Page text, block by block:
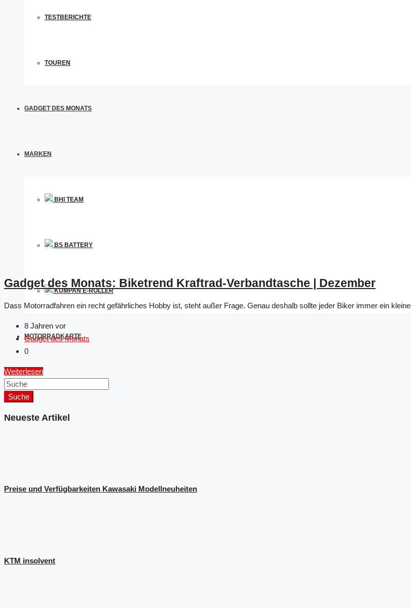
TESTBERICHTE
TOUREN
GADGET DES MONATS
MARKEN
BHI TEAM
BS BATTERY
KUMPAN E-ROLLER
MOTORRADKARTE
Gadget des Monats: Biketrend Kraftrad-Verbandtasche | Dezember
Dass Motorradfahren ein recht gefährliches Hobby ist, steht außer Frage. Genau deshalb sollte jeder Biker immer ein
8 Jahren vor
Gadget des Monats
0
Weiterlesen
Suche
Neueste Artikel
Preise und Verfügbarkeiten Kawasaki Modellneuheiten
KTM insolvent